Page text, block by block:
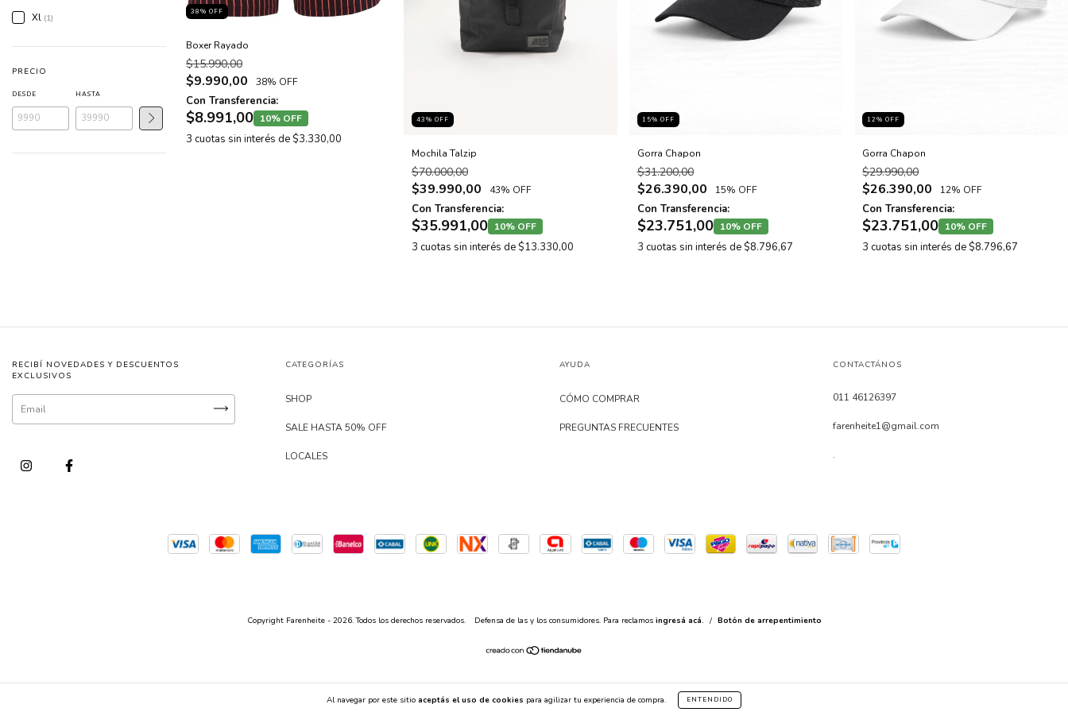
Al navegar por este sitio aceptás el uso de cookies para agilizar tu experiencia de compra. ENTENDIDO
Xl (1)
PRECIO
DESDE HASTA
38% OFF
Boxer Rayado
$15.990,00
$9.990,00 38% OFF
Con Transferencia:
$8.991,00 10% OFF
3 cuotas sin interés de $3.330,00
43% OFF
Mochila Talzip
$70.000,00
$39.990,00 43% OFF
Con Transferencia:
$35.991,00 10% OFF
3 cuotas sin interés de $13.330,00
15% OFF
Gorra Chapon
$31.200,00
$26.390,00 15% OFF
Con Transferencia:
$23.751,00 10% OFF
3 cuotas sin interés de $8.796,67
12% OFF
Gorra Chapon
$29.990,00
$26.390,00 12% OFF
Con Transferencia:
$23.751,00 10% OFF
3 cuotas sin interés de $8.796,67
RECIBÍ NOVEDADES Y DESCUENTOS
EXCLUSIVOS
CATEGORÍAS
SHOP
SALE HASTA 50% OFF
LOCALES
AYUDA
CÓMO COMPRAR
PREGUNTAS FRECUENTES
CONTACTÁNOS
011 46126397
farenheite1@gmail.com
.
Copyright Farenheite - 2026. Todos los derechos reservados. Defensa de las y los consumidores. Para reclamos ingresá acá. / Botón de arrepentimiento